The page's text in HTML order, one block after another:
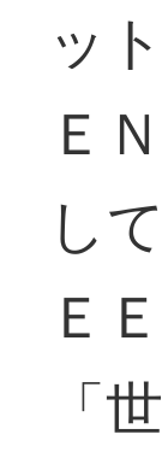
ッ
Ｅ
し
Ｅ
「